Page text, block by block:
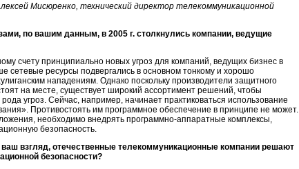
Мисюренко, технический директор телекоммуникационной
по вашим данным, в 2005 г. столкнулись компании, ведущие
счету принципиально новых угроз для компаний, ведущих бизнес в
сетевые ресурсы подвергались в основном тонкому и хорошо
нападениям. Однако поскольку производители защитного
на месте, существует широкий ассортимент решений, чтобы
рода угроз. Сейчас, например, начинает практиковаться использование
Противостоять им программное обеспечение в принципе не может.
необходимо внедрять программно-аппаратные комплексы,
безопасность.
ваш взгляд, отечественные телекоммуникационные компании решают
безопасности?